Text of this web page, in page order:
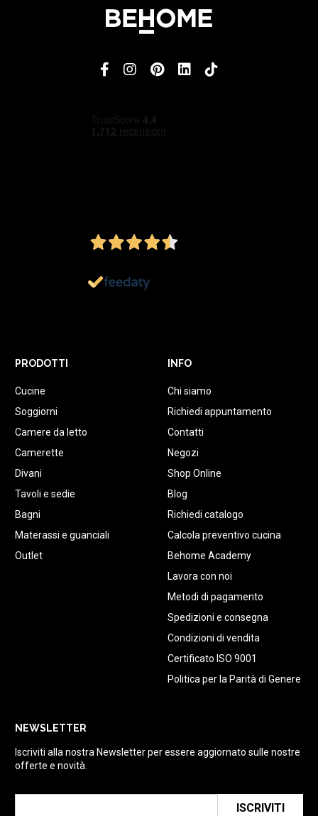
PRODOTTI
Cucine
Soggiorni
Camere da letto
Camerette
Divani
Tavoli e sedie
Bagni
Materassi e guanciali
Outlet
INFO
Chi siamo
Richiedi appuntamento
Contatti
Negozi
Shop Online
Blog
Richiedi catalogo
Calcola preventivo cucina
Behome Academy
Lavora con noi
Metodi di pagamento
Spedizioni e consegna
Condizioni di vendita
Certificato ISO 9001
Politica per la Parità di Genere
NEWSLETTER
Iscriviti alla nostra Newsletter per essere aggiornato sulle nostre
offerte e novità.
ISCRIVITI